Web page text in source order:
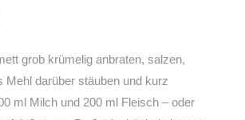
grob krümelig anbraten, salzen,
Mehl darüber stäuben und kurz
ml Milch und 200 ml Fleisch – oder